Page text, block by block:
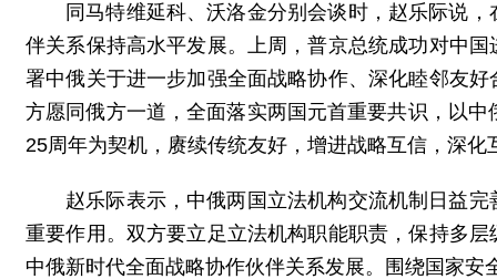
同马特维延科、沃洛金分别会谈时，赵乐际说
伴关系保持高水平发展。上周，普京总统成功对中
署中俄关于进一步加强全面战略协作、深化睦邻友
方愿同俄方一道，全面落实两国元首重要共识，以
25周年为契机，赓续传统友好，增进战略互信，深
赵乐际表示，中俄两国立法机构交流机制日益
重要作用。双方要立足立法机构职能职责，保持多
中俄新时代全面战略协作伙伴关系发展。围绕国家